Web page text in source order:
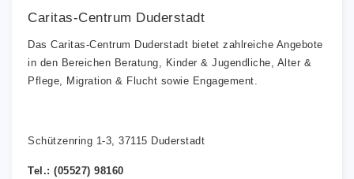
Caritas-Centrum Duderstadt
Das Caritas-Centrum Duderstadt bietet zahlreiche Angebote
in den Bereichen Beratung, Kinder & Jugendliche, Alter &
Pflege, Migration & Flucht sowie Engagement.
Schützenring 1-3, 37115 Duderstadt
Tel.: (05527) 98160